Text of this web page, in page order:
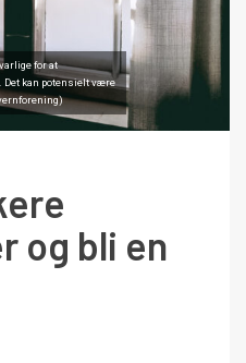
for at
kan potensielt være
og bli en